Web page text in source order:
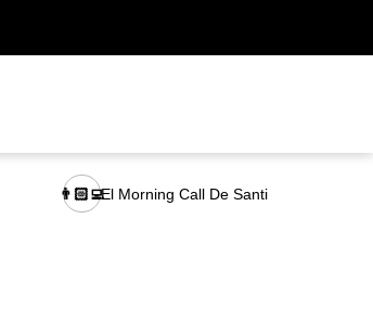
👨🏻‍💻El Morning Call De Santi